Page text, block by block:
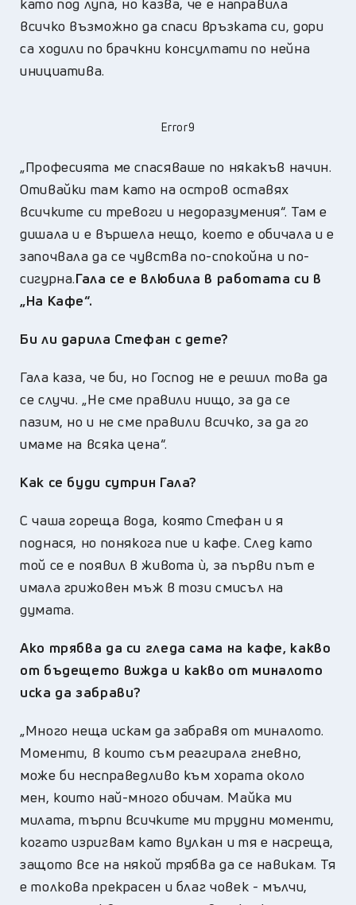
всичко възможно да спаси връзката си, дори
са ходили по брачкни консултати по нейна
инициатива.
Error9
„Професията ме спасяваше по някакъв начин.
Отивайки там като на остров оставях
всичките си тревоги и недоразумения“. Там е
дишала и е вършела нещо, което е обичала и е
започвала да се чувства по-спокойна и по-
сигурна.Гала се е влюбила в работата си в
„На Кафе“.
Би ли дарила Стефан с дете?
Гала каза, че би, но Господ не е решил това да
се случи. „Не сме правили нищо, за да се
пазим, но и не сме правили всичко, за да го
имаме на всяка цена“.
Как се буди сутрин Гала?
С чаша гореща вода, която Стефан и я
поднася, но понякога пие и кафе. След като
той се е появил в живота ѝ, за първи път е
имала грижовен мъж в този смисъл на
думата.
Ако трябва да си гледа сама на кафе, какво
от бъдещето вижда и какво от миналото
иска да забрави?
„Много неща искам да забравя от миналото.
Моменти, в които съм реагирала гневно,
може би несправедливо към хората около
мен, които най-много обичам. Майка ми
милата, търпи всичките ми трудни моменти,
когато изригвам като вулкан и тя е насреща,
защото все на някой трябва да се навикам. Тя
е толкова прекрасен и благ човек - мълчи,